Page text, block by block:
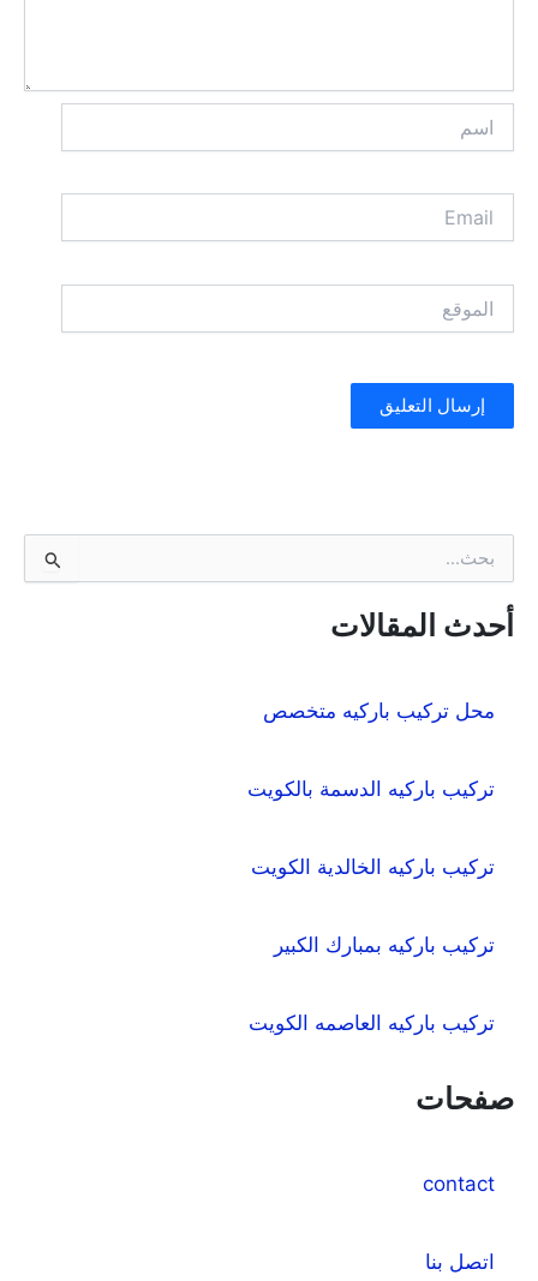
ح
ثأحدث المقالات
محل تركيب باركيه متخصص
تركيب باركيه الدسمة بالكويت
تركيب باركيه الخالدية الكويت
تركيب باركيه بمبارك الكبير
تركيب باركيه العاصمه الكويت
صفحات
contact
اتصل بنا